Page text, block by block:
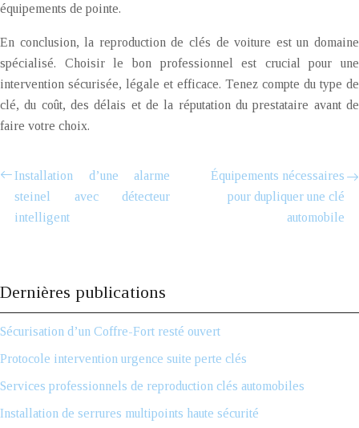
équipements de pointe.
En conclusion, la reproduction de clés de voiture est un domaine
spécialisé. Choisir le bon professionnel est crucial pour une
intervention sécurisée, légale et efficace. Tenez compte du type de
clé, du coût, des délais et de la réputation du prestataire avant de
faire votre choix.
Installation d’une alarme
steinel avec détecteur
intelligent
Équipements nécessaires
pour dupliquer une clé
automobile
Dernières publications
Sécurisation d’un Coffre-Fort resté ouvert
Protocole intervention urgence suite perte clés
Services professionnels de reproduction clés automobiles
Installation de serrures multipoints haute sécurité